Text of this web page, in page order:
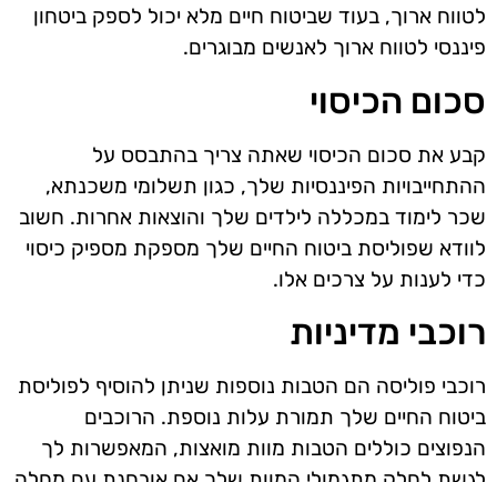
לטווח ארוך, בעוד שביטוח חיים מלא יכול לספק ביטחון
פיננסי לטווח ארוך לאנשים מבוגרים.
סכום הכיסוי
קבע את סכום הכיסוי שאתה צריך בהתבסס על
ההתחייבויות הפיננסיות שלך, כגון תשלומי משכנתא,
שכר לימוד במכללה לילדים שלך והוצאות אחרות. חשוב
לוודא שפוליסת ביטוח החיים שלך מספקת מספיק כיסוי
כדי לענות על צרכים אלו.
רוכבי מדיניות
רוכבי פוליסה הם הטבות נוספות שניתן להוסיף לפוליסת
ביטוח החיים שלך תמורת עלות נוספת. הרוכבים
הנפוצים כוללים הטבות מוות מואצות, המאפשרות לך